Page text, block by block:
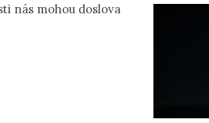
nás mohou doslova